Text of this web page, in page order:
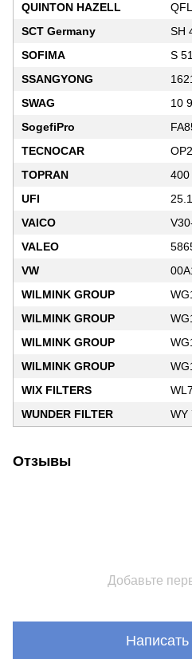
QUINTON HAZELL
SCT Germany
SH
SOFIMA
S
SSANGYONG
SWAG
10
SogefiPro
TECNOCAR
TOPRAN
400
UFI
VAICO
VALEO
VW
WILMINK GROUP
WILMINK GROUP
WILMINK GROUP
WILMINK GROUP
WIX FILTERS
WUNDER FILTER
WY
Отзывы
Добавьте
Написать